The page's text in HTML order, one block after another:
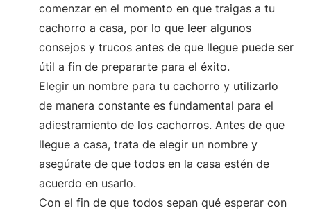
comenzar en el momento en que traigas a tu
cachorro a casa, por lo que leer algunos
consejos y trucos antes de que llegue puede ser
útil a fin de prepararte para el éxito.
Elegir un nombre para tu cachorro y utilizarlo
de manera constante es fundamental para el
adiestramiento de los cachorros. Antes de que
llegue a casa, trata de elegir un nombre y
asegúrate de que todos en la casa estén de
acuerdo en usarlo.
Con el fin de que todos sepan qué esperar con